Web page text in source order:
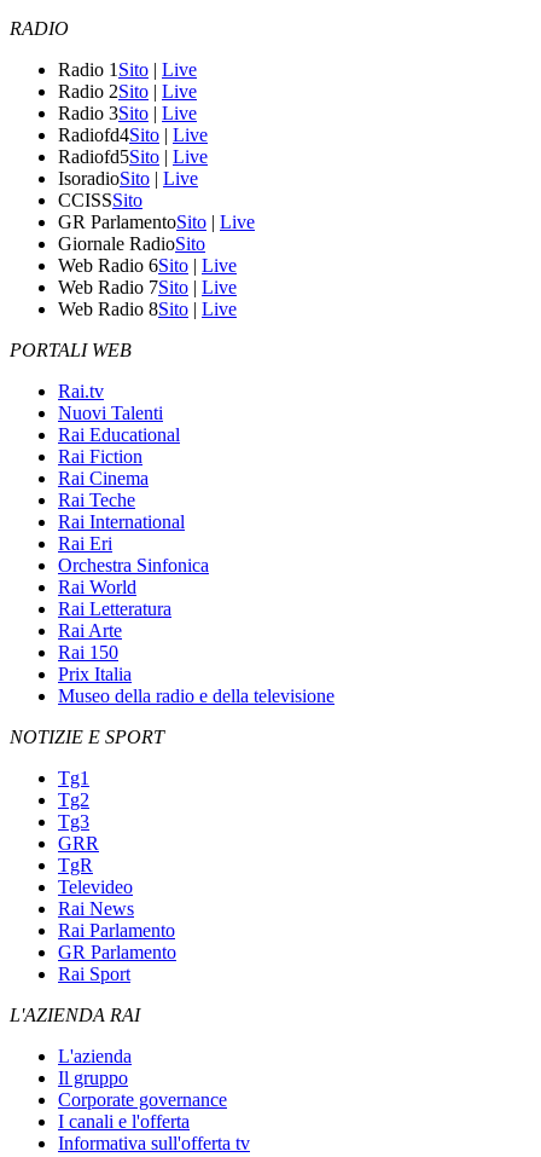
RADIO
Radio 1 Sito | Live
Radio 2Sito | Live
Radio 3Sito | Live
Radiofd4Sito | Live
Radiofd5Sito | Live
IsoradioSito | Live
CCISSSito
GR ParlamentoSito | Live
Giornale RadioSito
Web Radio 6Sito | Live
Web Radio 7Sito | Live
Web Radio 8Sito | Live
PORTALI WEB
Rai.tv
Nuovi Talenti
Rai Educational
Rai Fiction
Rai Cinema
Rai Teche
Rai International
Rai Eri
Orchestra Sinfonica
Rai World
Rai Letteratura
Rai Arte
Rai 150
Prix Italia
Museo della radio e della televisione
NOTIZIE E SPORT
Tg1
Tg2
Tg3
GRR
TgR
Televideo
Rai News
Rai Parlamento
GR Parlamento
Rai Sport
L'AZIENDA RAI
L'azienda
Il gruppo
Corporate governance
I canali e l'offerta
Informativa sull'offerta tv